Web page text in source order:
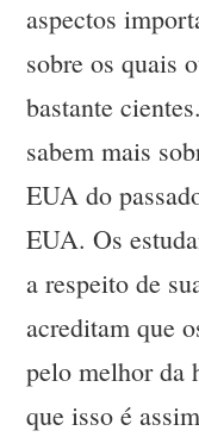
aspectos
sobre os quais
bastante
sabem mais
EUA do
EUA. Os
a respeito de
acreditam que
pelo melhor da
que isso é